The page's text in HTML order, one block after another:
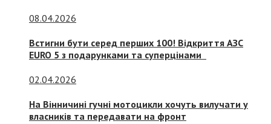
08.04.2026
Встигни бути серед перших 100! Відкриття АЗС
EURO 5 з подарунками та суперцінами
02.04.2026
На Вінничині гучні мотоцикли хочуть вилучати у
власників та передавати на фронт